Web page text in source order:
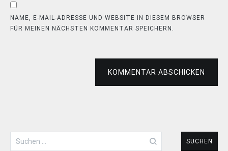
NAME, E-MAIL-ADRESSE UND WEBSITE IN DIESEM BROWSER
FÜR MEINEN NÄCHSTEN KOMMENTAR SPEICHERN.
KOMMENTAR ABSCHICKEN
Suchen
nach: